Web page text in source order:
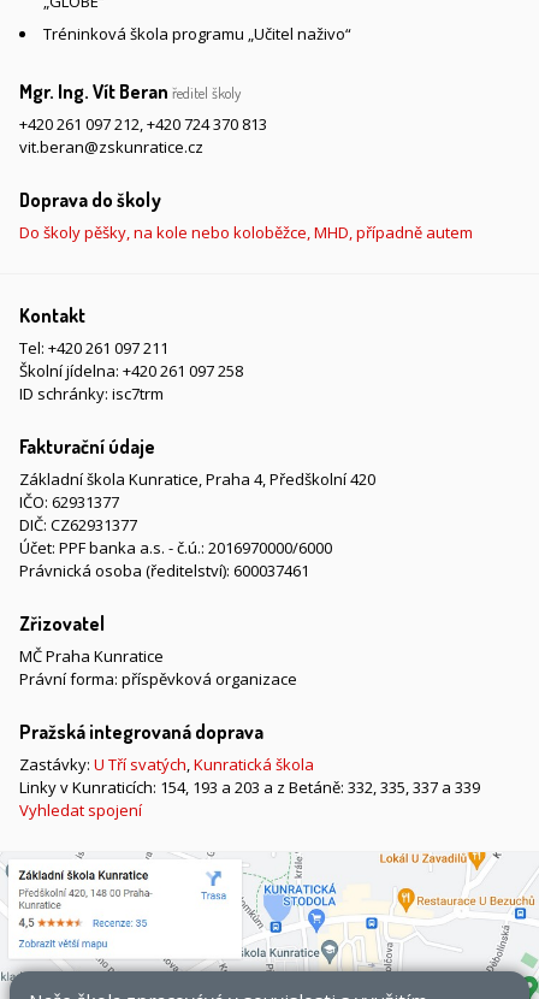
Tréninková škola programu „Učitel naživo“
Mgr. Ing. Vít Beran ředitel školy
+420 261 097 212,+420 724 370 813
vit.beran@zskunratice.cz
Doprava do školy
Do školy pěšky, na kole nebo koloběžce, MHD, případně autem
Kontakt
Tel: +420 261 097 211
Školní jídelna: +420 261 097 258
ID schránky: isc7trm
Fakturační údaje
Základní škola Kunratice, Praha 4, Předškolní 420
IČO: 62931377
DIČ: CZ62931377
Účet: PPF banka a.s. - č.ú.: 2016970000/6000
Právnická osoba (ředitelství): 600037461
Zřizovatel
MČ Praha Kunratice
Právní forma: příspěvková organizace
Pražská integrovaná doprava
Zastávky: U Tří svatých,Kunratická škola
Linky v Kunraticích: 154, 193 a 203 a z Betáně: 332, 335, 337 a 339
Vyhledat spojení